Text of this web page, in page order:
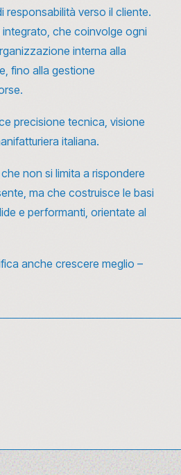
responsabilità verso il cliente.
integrato, che coinvolge ogni
interna alla
fino alla gestione
precisione tecnica, visione
italiana.
non si limita a rispondere
ma che costruisce le basi
e performanti, orientate al
anche crescere meglio –